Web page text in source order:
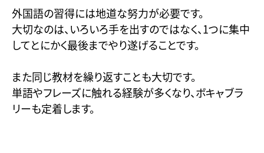
外国語の習得には地道な努力が必要です。
大切なのは、いろいろ手を出すのではなく、1つに集中
してとにかく最後までやり遂げることです。
また同じ教材を繰り返すことも大切です。
単語やフレーズに触れる経験が多くなり、ボキャブラ
リーも定着します。